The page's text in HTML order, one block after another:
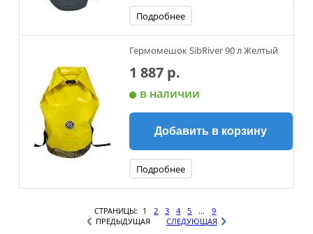
Подробнее
Гермомешок SibRiver 90 л Желтый
1 887 р.
в наличии
Добавить в корзину
Подробнее
СТРАНИЦЫ: 1 2 3 4 5 ...
9
ПРЕДЫДУЩАЯ
СЛЕДУЮЩАЯ